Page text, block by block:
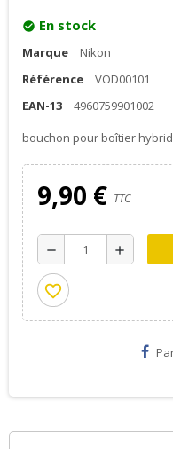
check_circle En stock
Marque
Nikon
Référence
VOD00101
EAN-13
4960759901002
bouchon pour boîtier
9,90 € TTC
remove add
favorite_border